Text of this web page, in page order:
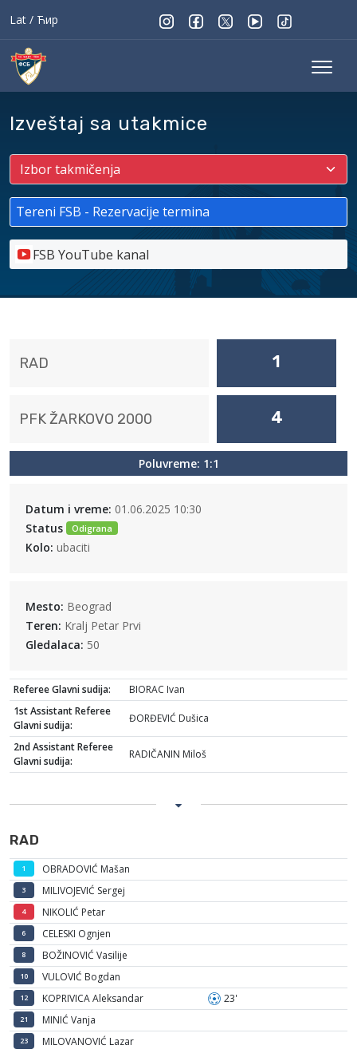
Lat / Ћир
Izveštaj sa utakmice
Tereni FSB - Rezervacije termina
FSB YouTube kanal
RAD 1
PFK ŽARKOVO 2000 4
Poluvreme: 1:1
Datum i vreme: 01.06.2025 10:30
Status
Odigrana
Kolo: ubaciti
Mesto: Beograd
Teren: Kralj Petar Prvi
Gledalaca: 50
Referee Glavni sudija:
BIORAC Ivan
1st Assistant Referee
Glavni sudija:
ĐORĐEVIĆ Dušica
2nd Assistant Referee
Glavni sudija:
RADIČANIN Miloš
RAD
1 OBRADOVIĆ Mašan
3 MILIVOJEVIĆ Sergej
4 NIKOLIĆ Petar
6 CELESKI Ognjen
8 BOŽINOVIĆ Vasilije
10 VULOVIĆ Bogdan
12 KOPRIVICA Aleksandar 23'
21 MINIĆ Vanja
23 MILOVANOVIĆ Lazar